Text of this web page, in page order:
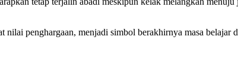
nilai penghargaan, menjadi simbol berakhirnya masa